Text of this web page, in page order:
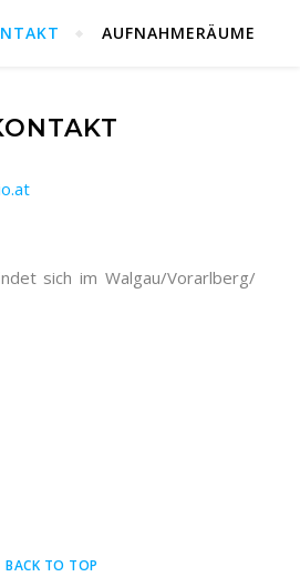
AUFNAHMERÄUME
sich im Walgau/Vorarlberg/
BACK TO TOP